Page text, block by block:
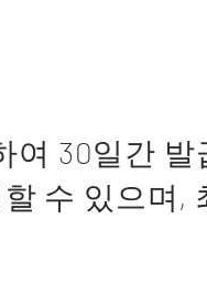
여 30일간 발
수 있으며,